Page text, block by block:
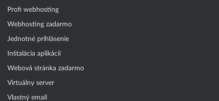
Profi webhosting
Webhosting zadarmo
Jednotné prihlásenie
Inštalácia aplikácií
Webová stránka zadarmo
Virtuálny server
Vlastný email